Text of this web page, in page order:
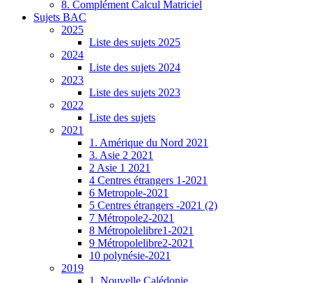
8. Complément Calcul Matriciel
Sujets BAC
2025
Liste des sujets 2025
2024
Liste des sujets 2024
2023
Liste des sujets 2023
2022
Liste des sujets
2021
1. Amérique du Nord 2021
3. Asie 2 2021
2 Asie 1 2021
4 Centres étrangers 1-2021
6 Metropole-2021
5 Centres étrangers -2021 (2)
7 Métropole2-2021
8 Métropolelibre1-2021
9 Métropolelibre2-2021
10 polynésie-2021
2019
1. Nouvelle Calédonie